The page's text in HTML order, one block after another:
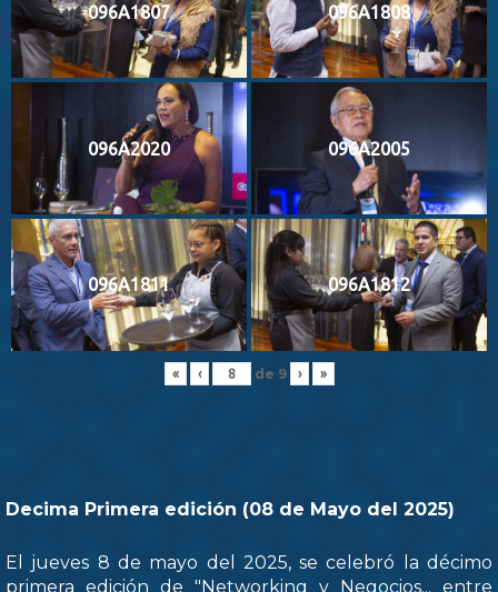
096A1807 096A1808
096A2020 096A2005
096A1811 096A1812
« ‹ de 9 › »
Decima Primera edición (08 de Mayo del 2025)
El jueves 8 de mayo del 2025, se celebró la décimo
primera edición de "Networking y Negocios... entre